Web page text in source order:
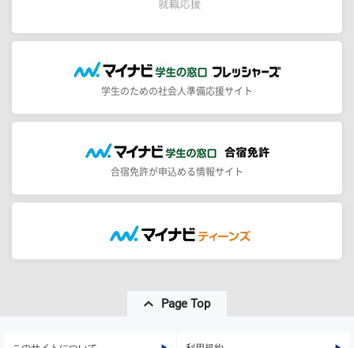
学生のための社会人準備応援サイト
合宿免許が申込める情報サイト
Page Top